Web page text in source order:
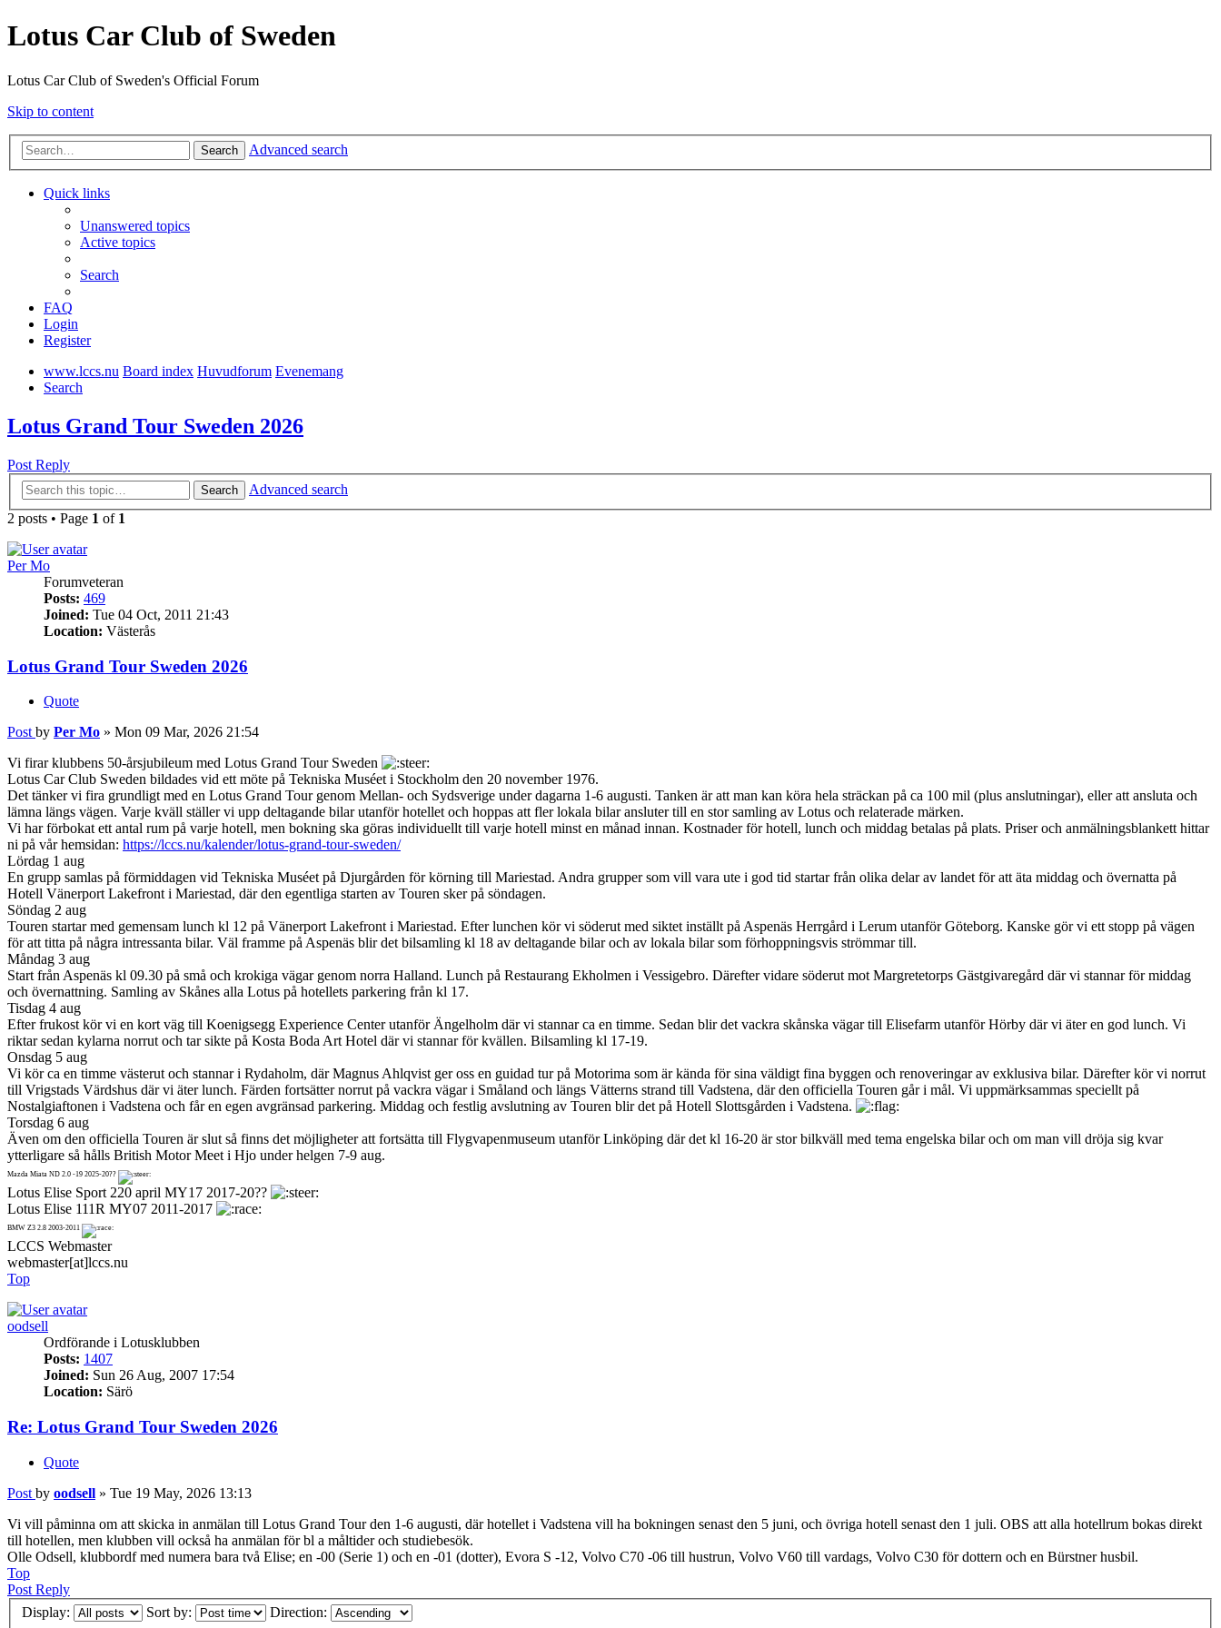
Lotus Car Club of Sweden
Lotus Car Club of Sweden's Official Forum
Skip to content
Search Advanced search
Quick links
Unanswered topics
Active topics
Search
FAQ
Login
Register
www.lccs.nu Board index Huvudforum Evenemang
Search
Lotus Grand Tour Sweden 2026
Post Reply
Search
Advanced search
2 posts • Page 1 of 1
Per Mo
Forumveteran
Posts: 469
Joined: Tue 04 Oct, 2011 21:43
Location: Västerås
Lotus Grand Tour Sweden 2026
Quote
Post by Per Mo » Mon 09 Mar, 2026 21:54
Vi firar klubbens 50-årsjubileum med Lotus Grand Tour Sweden
Lotus Car Club Sweden bildades vid ett möte på Tekniska Muséet i Stockholm den 20 november 1976.
Det tänker vi fira grundligt med en Lotus Grand Tour genom Mellan- och Sydsverige under dagarna 1-6 augusti. Tanken är att man kan köra hela sträckan på ca 100 mil (plus anslutningar), eller att ansluta och
lämna längs vägen. Varje kväll ställer vi upp deltagande bilar utanför hotellet och hoppas att fler lokala bilar ansluter till en stor samling av Lotus och relaterade märken.
Vi har förbokat ett antal rum på varje hotell, men bokning ska göras individuellt till varje hotell minst en månad innan. Kostnader för hotell, lunch och middag betalas på plats. Priser och anmälningsblankett hittar
ni på vår hemsidan: https://lccs.nu/kalender/lotus-grand-tour-sweden/
Lördag 1 aug
En grupp samlas på förmiddagen vid Tekniska Muséet på Djurgården för körning till Mariestad. Andra grupper som vill vara ute i god tid startar från olika delar av landet för att äta middag och övernatta på
Hotell Vänerport Lakefront i Mariestad, där den egentliga starten av Touren sker på söndagen.
Söndag 2 aug
Touren startar med gemensam lunch kl 12 på Vänerport Lakefront i Mariestad. Efter lunchen kör vi söderut med siktet inställt på Aspenäs Herrgård i Lerum utanför Göteborg. Kanske gör vi ett stopp på vägen
för att titta på några intressanta bilar. Väl framme på Aspenäs blir det bilsamling kl 18 av deltagande bilar och av lokala bilar som förhoppningsvis strömmar till.
Måndag 3 aug
Start från Aspenäs kl 09.30 på små och krokiga vägar genom norra Halland. Lunch på Restaurang Ekholmen i Vessigebro. Därefter vidare söderut mot Margretetorps Gästgivaregård där vi stannar för middag
och övernattning. Samling av Skånes alla Lotus på hotellets parkering från kl 17.
Tisdag 4 aug
Efter frukost kör vi en kort väg till Koenigsegg Experience Center utanför Ängelholm där vi stannar ca en timme. Sedan blir det vackra skånska vägar till Elisefarm utanför Hörby där vi äter en god lunch. Vi
riktar sedan kylarna norrut och tar sikte på Kosta Boda Art Hotel där vi stannar för kvällen. Bilsamling kl 17-19.
Onsdag 5 aug
Vi kör ca en timme västerut och stannar i Rydaholm, där Magnus Ahlqvist ger oss en guidad tur på Motorima som är kända för sina väldigt fina byggen och renoveringar av exklusiva bilar. Därefter kör vi norrut
till Vrigstads Värdshus där vi äter lunch. Färden fortsätter norrut på vackra vägar i Småland och längs Vätterns strand till Vadstena, där den officiella Touren går i mål. Vi uppmärksammas speciellt på
Nostalgiaftonen i Vadstena och får en egen avgränsad parkering. Middag och festlig avslutning av Touren blir det på Hotell Slottsgården i Vadstena.
Torsdag 6 aug
Även om den officiella Touren är slut så finns det möjligheter att fortsätta till Flygvapenmuseum utanför Linköping där det kl 16-20 är stor bilkväll med tema engelska bilar och om man vill dröja sig kvar
ytterligare så hålls British Motor Meet i Hjo under helgen 7-9 aug.
Mazda Miata ND 2.0 -19 2025-20??
Lotus Elise Sport 220 april MY17 2017-20??
Lotus Elise 111R MY07 2011-2017
BMW Z3 2.8 2003-2011
LCCS Webmaster
webmaster[at]lccs.nu
Top
oodsell
Ordförande i Lotusklubben
Posts: 1407
Joined: Sun 26 Aug, 2007 17:54
Location: Särö
Re: Lotus Grand Tour Sweden 2026
Quote
Post by oodsell » Tue 19 May, 2026 13:13
Vi vill påminna om att skicka in anmälan till Lotus Grand Tour den 1-6 augusti, där hotellet i Vadstena vill ha bokningen senast den 5 juni, och övriga hotell senast den 1 juli. OBS att alla hotellrum bokas direkt
till hotellen, men klubben vill också ha anmälan för bl a måltider och studiebesök.
Olle Odsell, klubbordf med numera bara två Elise; en -00 (Serie 1) och en -01 (dotter), Evora S -12, Volvo C70 -06 till hustrun, Volvo V60 till vardags, Volvo C30 för dottern och en Bürstner husbil.
Top
Post Reply
Display:
Sort by: Direction: